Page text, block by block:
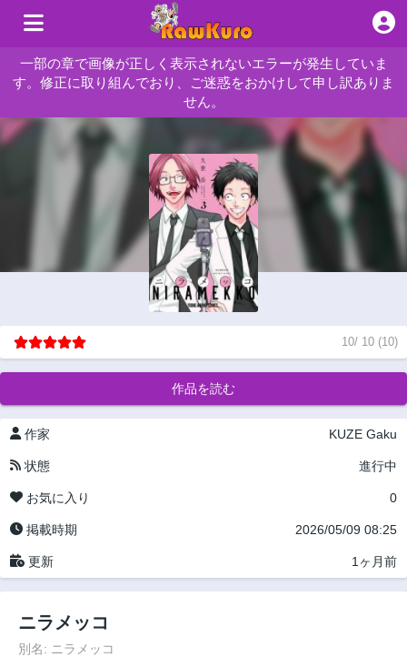
一部の章で画像が正しく表示されないエラーが発生していま
す。修正に取り組んでおり、ご迷惑をおかけして申し訳ありま
せん。
10/ 10 (10)
作品を読む
作家 KUZE Gaku
状態 進行中
お気に入り 0
掲載時期 2026/05/09 08:25
更新 1ヶ月前
ニラメッコ
別名: ニラメッコ